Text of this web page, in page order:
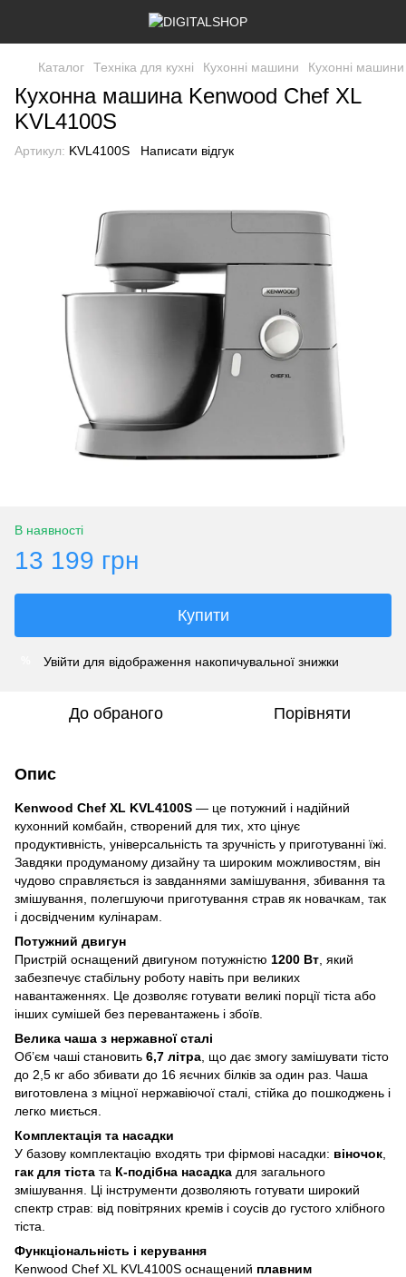
Каталог Техніка для кухні Кухонні машини Кухонні
Кухонна машина Kenwood Chef XL
KVL4100S
Артикул: KVL4100S Написати відгук
В наявності
13 199 грн
Купити
Увійти для відображення накопичувальної знижки
До обраного Порівняти
Опис
Kenwood Chef XL KVL4100S — це потужний і надійний
кухонний комбайн, створений для тих, хто цінує
продуктивність, універсальність та зручність у приготуванні їжі.
Завдяки продуманому дизайну та широким можливостям, він
чудово справляється із завданнями замішування, збивання та
змішування, полегшуючи приготування страв як новачкам, так
і досвідченим кулінарам.
Потужний двигун
Пристрій оснащений двигуном потужністю 1200 Вт , який
забезпечує стабільну роботу навіть при великих
навантаженнях. Це дозволяє готувати великі порції тіста або
інших сумішей без перевантажень і збоїв.
Велика чаша з нержавної сталі
Об’єм чаші становить 6,7 літра , що дає змогу замішувати тісто
до 2,5 кг або збивати до 16 яєчних білків за один раз. Чаша
виготовлена з міцної нержавіючої сталі, стійка до пошкоджень і
легко миється.
Комплектація та насадки
У базову комплектацію входять три фірмові насадки: віночок
гак для тіста та К-подібна насадка для загального
змішування. Ці інструменти дозволяють готувати широкий
спектр страв: від повітряних кремів і соусів до густого хлібного
тіста.
Функціональність і керування
Kenwood Chef XL KVL4100S оснащений плавним